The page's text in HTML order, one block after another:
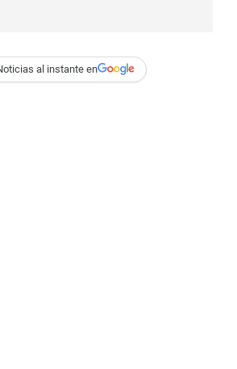
al instante en